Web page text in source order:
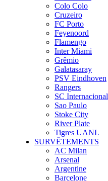
Colo Colo
Cruzeiro
FC Porto
Feyenoord
Flamengo
Inter Miami
Grêmio
Galatasaray
PSV Eindhoven
Rangers
SC Internacional
Sao Paulo
Stoke City
River Plate
Tigres UANL
SURVÊTEMENTS
AC Milan
Arsenal
Argentine
Barcelone